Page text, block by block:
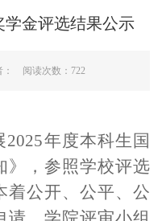
学金评选结果公示
： 阅读次数： 722
2025年度本科生国
》，参照学校评选
着公开、公平、公